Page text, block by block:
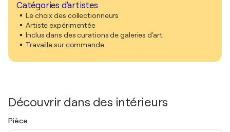
Catégories d'artistes
Le choix des collectionneurs
Artiste expérimentée
Inclus dans des curations de galeries d'art
Travaille sur commande
Découvrir dans des intérieurs
Pièce